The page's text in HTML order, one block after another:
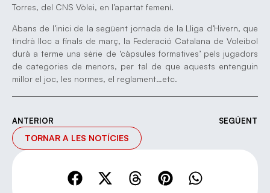
Torres, del CNS Vòlei, en l’apartat femení.
Abans de l’inici de la següent jornada de la Lliga d’Hivern, que
tindrà lloc a finals de març, la Federació Catalana de Voleibol
durà a terme una sèrie de ‘càpsules formatives’ pels jugadors
de categories de menors, per tal de que aquests entenguin
millor el joc, les normes, el reglament…etc.
ANTERIOR SEGÜENT
TORNAR A LES NOTÍCIES